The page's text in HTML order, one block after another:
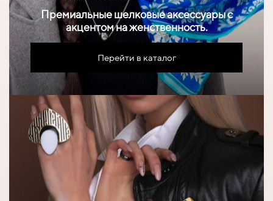
Премиальные шелковые аксессуары с
акцентом на женственность.
Перейти в каталог